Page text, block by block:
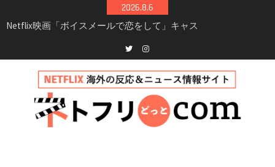
to
2026.8.6
Netflix映画「ボイスメールで恋をして」キャス
イッチ主演ロマコメ
新決定！2027年撮影開始へ
兄弟大騒動のコメディ映画「リトル・ブラザ
ー」がNetflixで配信！─キャスト・あらすじ・
見どころまとめ
Twitterinstagram